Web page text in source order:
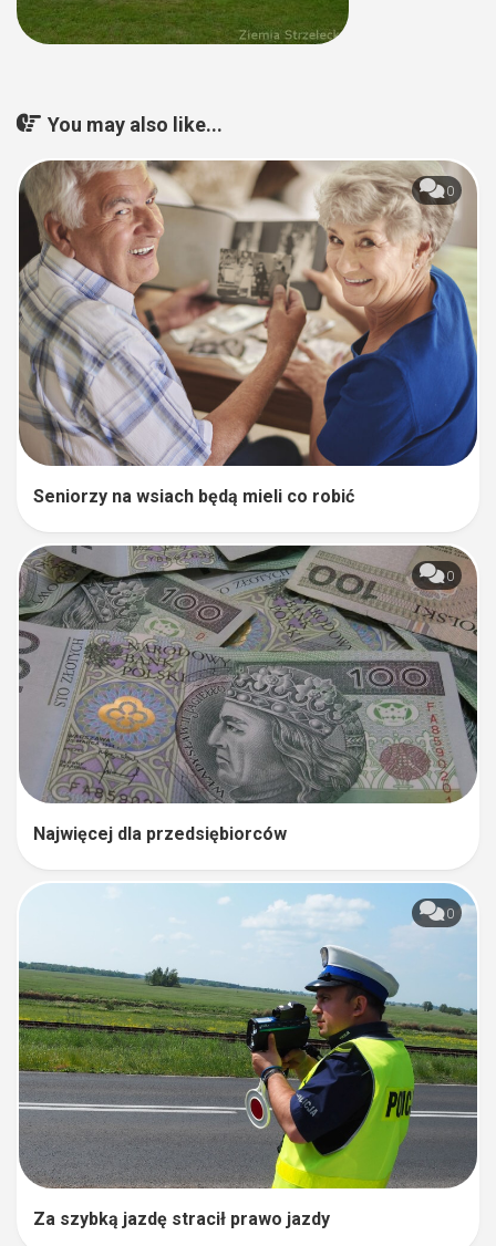
You may also like...
0
Seniorzy na wsiach będą mieli co robić
0
Najwięcej dla przedsiębiorców
0
Za szybką jazdę stracił prawo jazdy